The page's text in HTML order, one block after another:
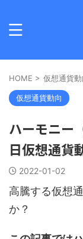
HOME > 仮想通貨動
仮想通貨動向
ハーモニー
日仮想通貨
2022-01-02
高騰する仮想
か？